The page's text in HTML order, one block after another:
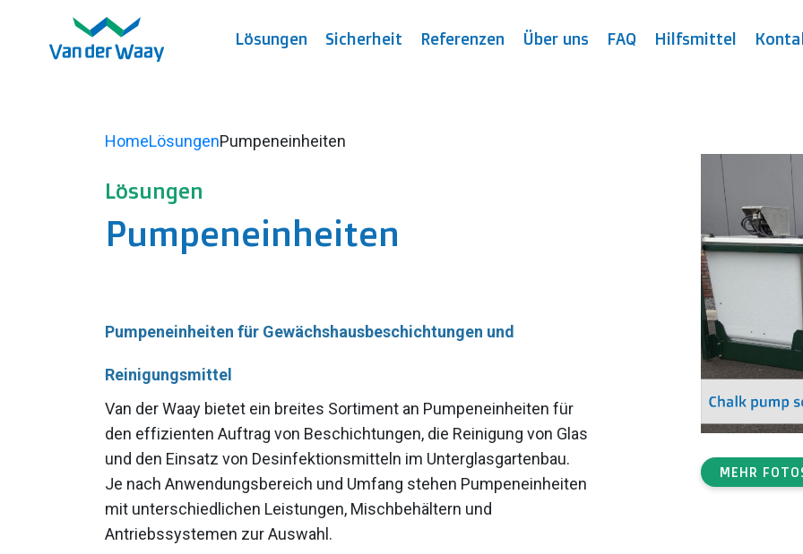
Lösungen Sicherheit Referenzen Über uns FAQ Hilfsmittel
HomeLösungenPumpeneinheiten
Lösungen
Pumpeneinheiten
Pumpeneinheiten für Gewächshausbeschichtungen und
Reinigungsmittel
Van der Waay bietet ein breites Sortiment an Pumpeneinheiten für
den effizienten Auftrag von Beschichtungen, die Reinigung von Glas
und den Einsatz von Desinfektionsmitteln im Unterglasgartenbau.
Je nach Anwendungsbereich und Umfang stehen Pumpeneinheiten
mit unterschiedlichen Leistungen, Mischbehältern und
Antriebssystemen zur Auswahl.
MEHR